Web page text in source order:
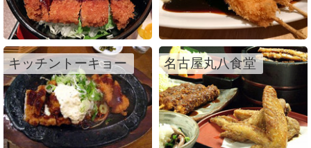
キッチントーキョー 名古屋丸八食堂